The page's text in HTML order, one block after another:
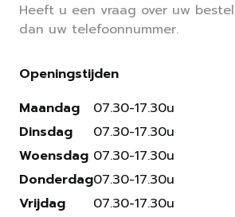
Heeft u een vraag over uw
dan uw telefoonnummer.
Openingstijden
Maandag
Dinsdag
Woensdag
Donderdag
Vrijdag
07.30-17.30u
07.30-17.30u
07.30-17.30u
07.30-17.30u
07.30-17.30u